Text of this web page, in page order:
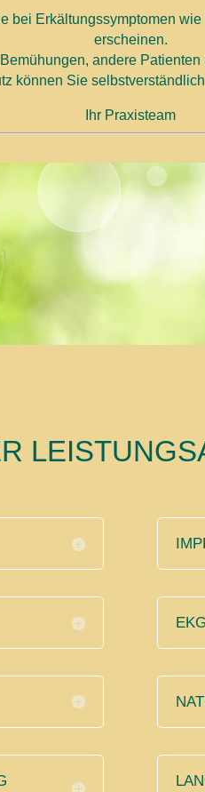
bei Erkältungssymptomen
erscheinen.
andere
können Sie
Ihr Praxisteam
EKG